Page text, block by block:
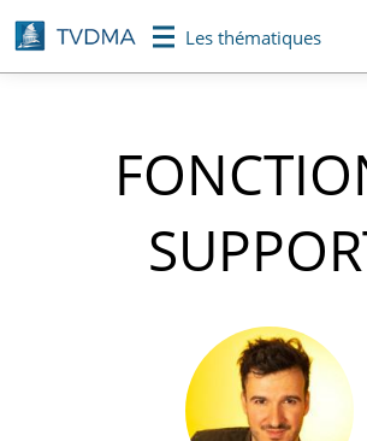
Aller
au
contenu
Les thématiques